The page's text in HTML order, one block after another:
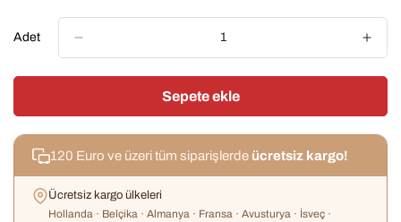
Adet
Sepete ekle
120 Euro ve üzeri tüm siparişlerde ücretsiz kargo!
Ücretsiz kargo ülkeleri
Hollanda · Belçika · Almanya · Fransa · Avusturya · İsveç ·